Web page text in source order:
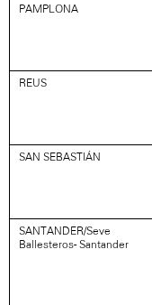
PAMPLONA
REUS
SAN SEBASTIÁN
SANTANDER/Seve
Ballesteros- Santander